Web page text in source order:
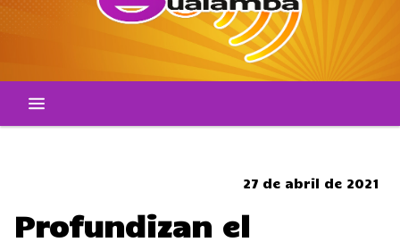
27 de abril de 2021
Profundizan el